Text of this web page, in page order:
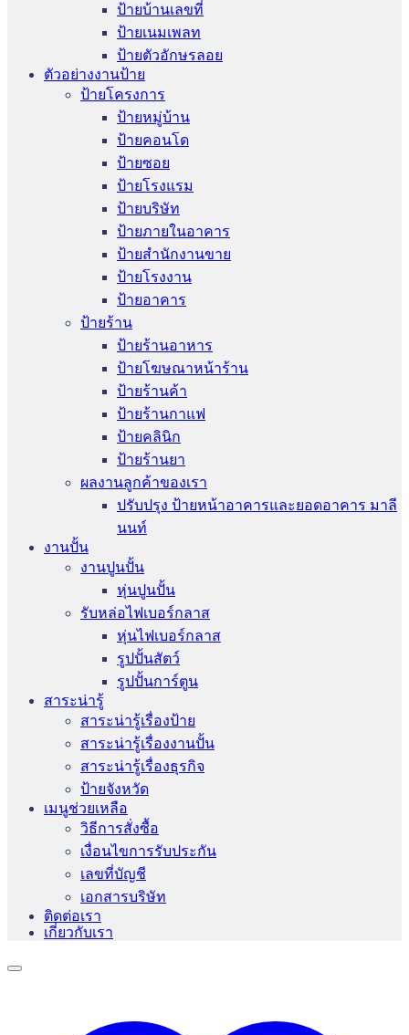
ป้ายบ้านเลขที่
ป้ายเนมเพลท
ป้ายตัวอักษรลอย
ตัวอย่างงานป้าย
ป้ายโครงการ
ป้ายหมู่บ้าน
ป้ายคอนโด
ป้ายซอย
ป้ายโรงแรม
ป้ายบริษัท
ป้ายภายในอาคาร
ป้ายสำนักงานขาย
ป้ายโรงงาน
ป้ายอาคาร
ป้ายร้าน
ป้ายร้านอาหาร
ป้ายโฆษณาหน้าร้าน
ป้ายร้านค้า
ป้ายร้านกาแฟ
ป้ายคลินิก
ป้ายร้านยา
ผลงานลูกค้าของเรา
ปรับปรุง ป้ายหน้าอาคารและยอดอาคาร มาลี
นนท์
งานปั้น
งานปูนปั้น
หุ่นปูนปั้น
รับหล่อไฟเบอร์กลาส
หุ่นไฟเบอร์กลาส
รูปปั้นสัตว์
รูปปั้นการ์ตูน
สาระน่ารู้
สาระน่ารู้เรื่องป้าย
สาระน่ารู้เรื่องงานปั้น
สาระน่ารู้เรื่องธุรกิจ
ป้ายจังหวัด
เมนูช่วยเหลือ
วิธีการสั่งซื้อ
เงื่อนไขการรับประกัน
เลขที่บัญชี
เอกสารบริษัท
ติดต่อเรา
เกี่ยวกับเรา